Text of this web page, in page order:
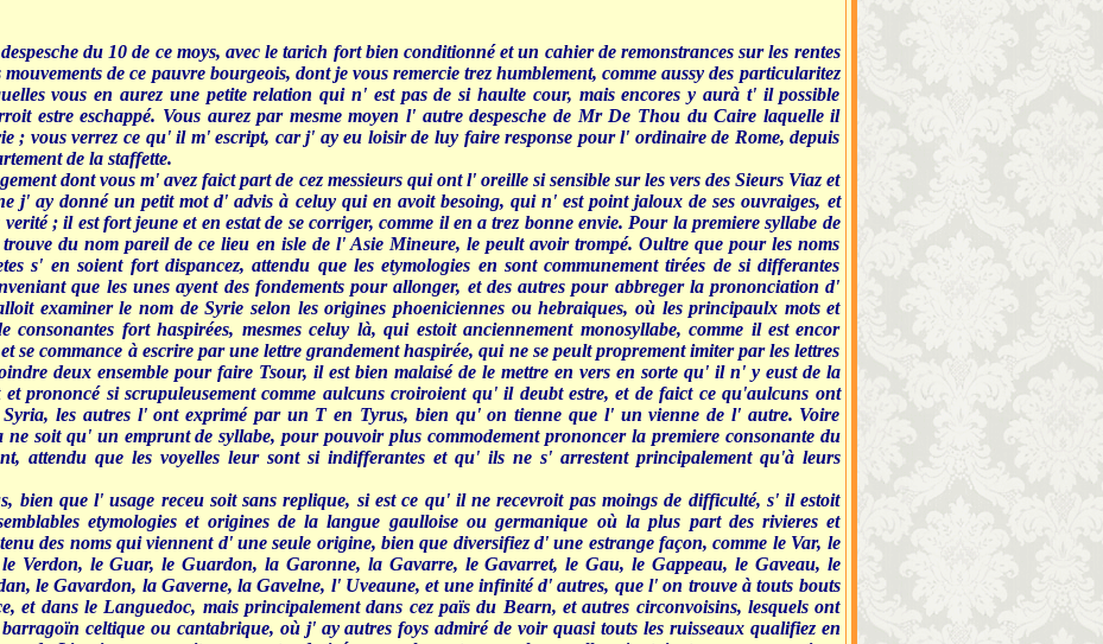
du 10 de ce moys, avec le tarich fort bien conditionné et un cahier de remonstrances sur les rentes
de ce pauvre bourgeois, dont je vous remercie trez humblement, comme aussy des particularitez
vous en aurez une petite relation qui n' est pas de si haulte cour, mais encores y aurà t' il possible
estre eschappé. Vous aurez par mesme moyen l' autre despesche de Mr De Thou du Caire laquelle il
; vous verrez ce qu' il m' escript, car j' ay eu loisir de luy faire response pour l' ordinaire de Rome, depuis
de la staffette.
dont vous m' avez faict part de cez messieurs qui ont l' oreille si sensible sur les vers des Sieurs Viaz et
j' ay donné un petit mot d' advis à celuy qui en avoit besoing, qui n' est point jaloux de ses ouvraiges, et
; il est fort jeune et en estat de se corriger, comme il en a trez bonne envie. Pour la premiere syllabe de
trouve du nom pareil de ce lieu en isle de l' Asie Mineure, le peult avoir trompé. Oultre que pour les noms
s' en soient fort dispancez, attendu que les etymologies en sont communement tirées de si differantes
que les unes ayent des fondements pour allonger, et des autres pour abbreger la prononciation d'
examiner le nom de Syrie selon les origines phoeniciennes ou hebraiques, où les principaulx mots et
consonantes fort haspirées, mesmes celuy là, qui estoit anciennement monosyllabe, comme il est encor
se commance à escrire par une lettre grandement haspirée, qui ne se peult proprement imiter par les lettres
deux ensemble pour faire Tsour, il est bien malaisé de le mettre en vers en sorte qu' il n' y eust de la
prononcé si scrupuleusement comme aulcuns croiroient qu' il deubt estre, et de faict ce qu'aulcuns ont
les autres l' ont exprimé par un T en Tyrus, bien qu' on tienne que l' un vienne de l' autre. Voire
soit qu' un emprunt de syllabe, pour pouvoir plus commodement prononcer la premiere consonante du
attendu que les voyelles leur sont si indifferantes et qu' ils ne s' arrestent principalement qu'à leurs
bien que l' usage receu soit sans replique, si est ce qu' il ne recevroit pas moings de difficulté, s' il estoit
etymologies et origines de la langue gaulloise ou germanique où la plus part des rivieres et
des noms qui viennent d' une seule origine, bien que diversifiez d' une estrange façon, comme le Var, le
Verdon, le Guar, le Guardon, la Garonne, la Gavarre, le Gavarret, le Gau, le Gappeau, le Gaveau, le
le Gavardon, la Gaverne, la Gavelne, l' Uveaune, et une infinité d' autres, que l' on trouve à touts bouts
et dans le Languedoc, mais principalement dans cez païs du Bearn, et autres circonvoisins, lesquels ont
celtique ou cantabrique, où j' ay autres foys admiré de voir quasi touts les ruisseaux qualifiez en